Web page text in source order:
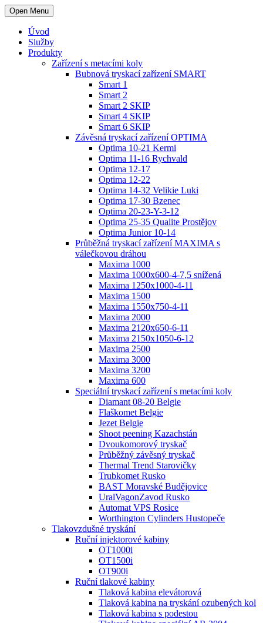
Open Menu
Úvod
Služby
Produkty
Zařízení s metacími koly
Bubnová tryskací zařízení SMART
Smart 1
Smart 2
Smart 2 SKIP
Smart 4 SKIP
Smart 6 SKIP
Závěsná tryskací zařízení OPTIMA
Optima 10-21 Kermi
Optima 11-16 Rychvald
Optima 12-17
Optima 12-22
Optima 14-32 Velikie Luki
Optima 17-30 Bzenec
Optima 20-23-Y-3-12
Optima 25-35 Qualite Prostějov
Optima Junior 10-14
Průběžná tryskací zařízení MAXIMA s
válečkovou dráhou
Maxima 1000
Maxima 1000x600-4-7,5 snížená
Maxima 1250x1000-4-11
Maxima 1500
Maxima 1550x750-4-11
Maxima 2000
Maxima 2120x650-6-11
Maxima 2150x1050-6-12
Maxima 2500
Maxima 3000
Maxima 3200
Maxima 600
Speciální tryskací zařízení s metacími koly
Diamant 08-20 Belgie
Flaškomet Belgie
Jezet Belgie
Shoot peening Kazachstán
Dvoukomorový tryskač
Průběžný závěsný tryskač
Thermal Trend Starovičky
Trubkomet Rusko
BAST Moravské Budějovice
UralVagonZavod Rusko
Automat VPS Rosice
Worthington Cylinders Hustopeče
Tlakovzdušné tryskání
Ruční injektorové kabiny
OT1000i
OT1500i
OT900i
Ruční tlakové kabiny
Tlaková kabina elevátorová
Tlaková kabina na tryskání ozubených kol
Tlaková kabina s podestou